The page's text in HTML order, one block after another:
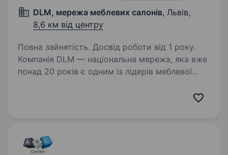
DLM, мережа меблевих салонів, Львів,
8,6 км від центру
Повна зайнятість. Досвід роботи від 1 року.
Компанія DLM — національна мережа, яка вже
понад 20 років є одним із лідерів меблевої
стильні меблі, які не потребують додаткового